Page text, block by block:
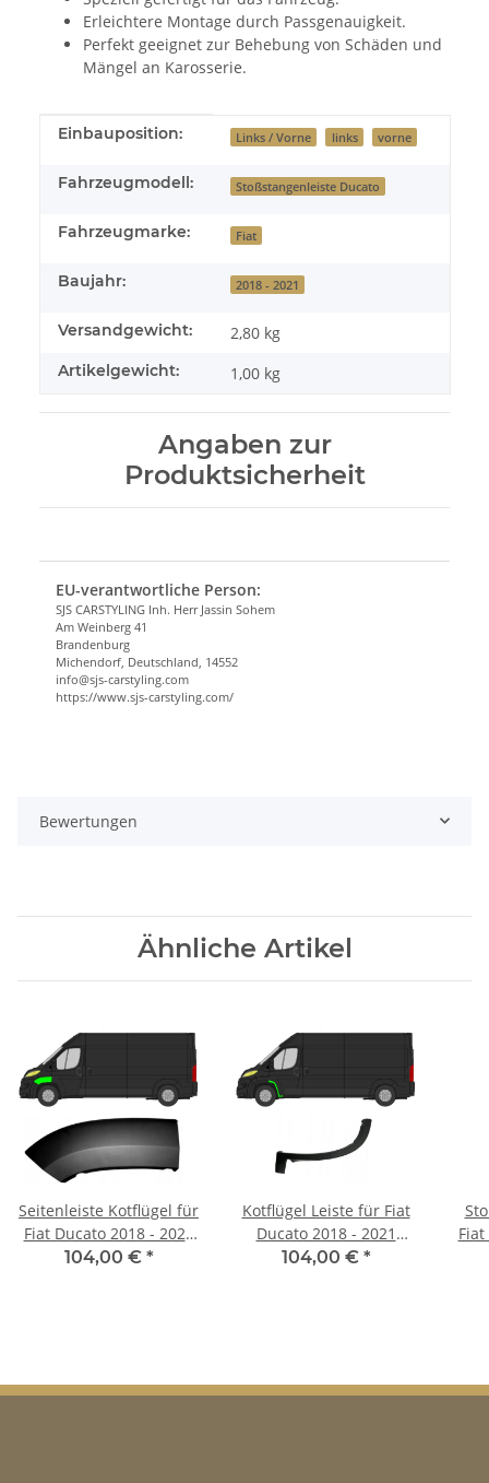
Erleichtere Montage durch Passgenauigkeit.
Perfekt geeignet zur Behebung von Schäden und
Mängel an Karosserie.
Produkteigenschaft
Wert
Einbauposition: Links / Vorne links vorne
Fahrzeugmodell: Stoßstangenleiste Ducato
Fahrzeugmarke: Fiat
Baujahr: 2018 - 2021
Versandgewicht: 2,80 kg
Artikelgewicht: 1,00 kg
Angaben zur
Produktsicherheit
EU-verantwortliche Person:
SJS CARSTYLING Inh. Herr Jassin Sohem
Am Weinberg 41
Brandenburg
Michendorf, Deutschland, 14552
info@sjs-carstyling.com
https://www.sjs-carstyling.com/
Bewertungen
Ähnliche Artikel
Seitenleiste Kotflügel für
Fiat Ducato 2018 - 2021
vorne links
104,00 € *
Kotflügel Leiste für Fiat
Ducato 2018 - 2021
vorne links
104,00 € *